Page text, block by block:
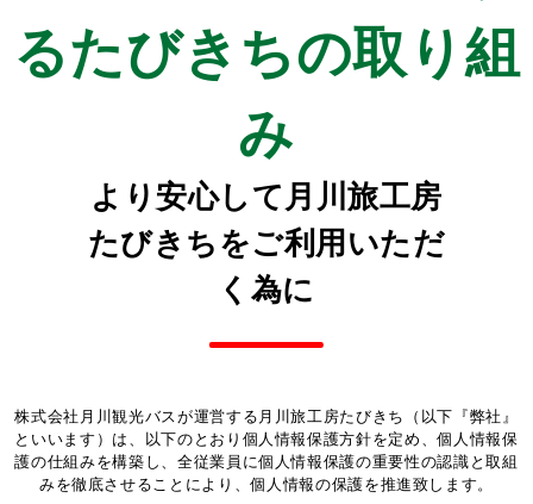
るたびきちの取り組
み
より安心して月川旅工房
たびきちをご利用いただ
く為に
株式会社月川観光バスが運営する月川旅工房たびきち（以下『弊社』
といいます）は、以下のとおり個人情報保護方針を定め、個人情報保
護の仕組みを構築し、全従業員に個人情報保護の重要性の認識と取組
みを徹底させることにより、個人情報の保護を推進致します。